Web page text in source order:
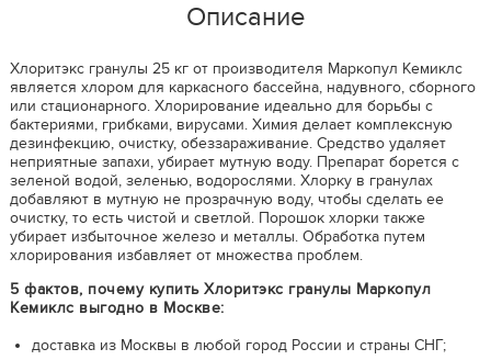
Описание
Хлоритэкс гранулы 25 кг от производителя Маркопул Кемиклс
является хлором для каркасного бассейна, надувного, сборного
или стационарного. Хлорирование идеально для борьбы с
бактериями, грибками, вирусами. Химия делает комплексную
дезинфекцию, очистку, обеззараживание. Средство удаляет
неприятные запахи, убирает мутную воду. Препарат борется с
зеленой водой, зеленью, водорослями. Хлорку в гранулах
добавляют в мутную не прозрачную воду, чтобы сделать ее
очистку, то есть чистой и светлой. Порошок хлорки также
убирает избыточное железо и металлы. Обработка путем
хлорирования избавляет от множества проблем.
5 фактов, почему купить Хлоритэкс гранулы Маркопул
Кемиклс выгодно в Москве:
доставка из Москвы в любой город России и страны СНГ;